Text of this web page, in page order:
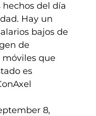
del día
Hay un
bajos de
de
que
es
8,